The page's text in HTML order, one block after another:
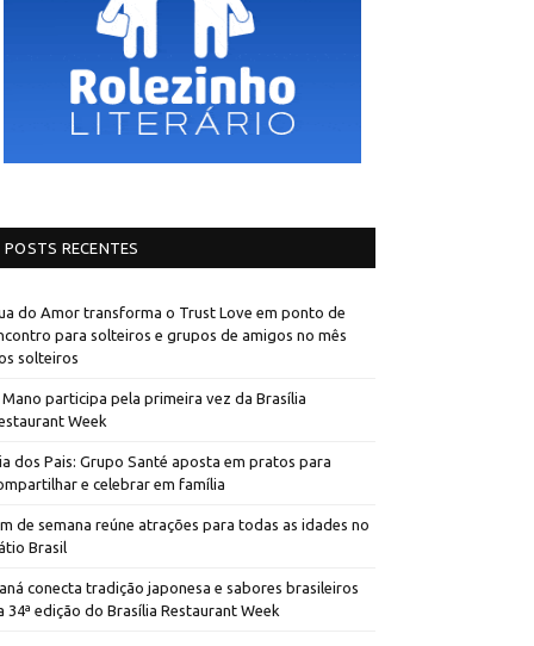
POSTS RECENTES
do Amor transforma o Trust Love em ponto de
para solteiros e grupos de amigos no mês
solteiros
Mano participa pela primeira vez da Brasília
Week
dos Pais: Grupo Santé aposta em pratos para
e celebrar em família
de semana reúne atrações para todas as idades no
Brasil
conecta tradição japonesa e sabores brasileiros
34ª edição do Brasília Restaurant Week